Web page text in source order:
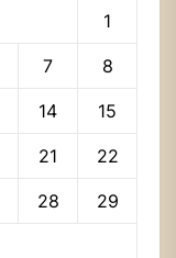
1
7 8
14 15
21 22
28 29